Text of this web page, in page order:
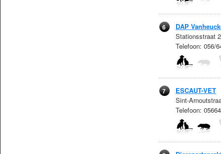
6
DAP
Stationsstraat
Telefoon: 056/
7
ESCAUT-VET
Sint-
Telefoon: